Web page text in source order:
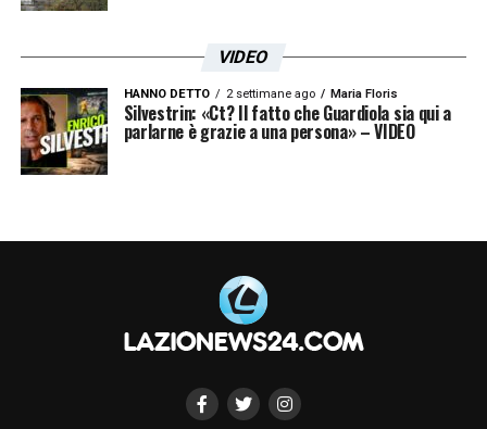
VIDEO
HANNO DETTO 2 settimane ago Maria Floris
Silvestrin: «Ct? Il fatto che Guardiola sia qui a
parlarne è grazie a una persona» – VIDEO